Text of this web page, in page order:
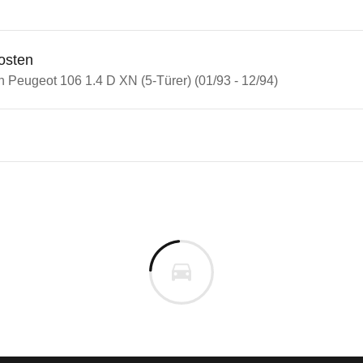
Peugeot 106 1.4 D XN (5-Türer) (01/93 - 12/94)